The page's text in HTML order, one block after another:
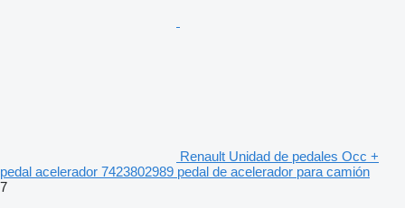
Renault Unidad de pedales Occ +
pedal acelerador 7423802989 pedal de acelerador para camión
7